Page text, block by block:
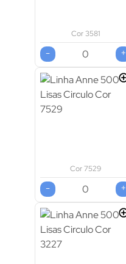
Cor 3581
- +
Cor 7529
- +